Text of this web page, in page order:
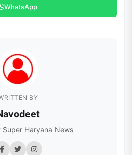
WhatsApp
BY
Super Haryana News